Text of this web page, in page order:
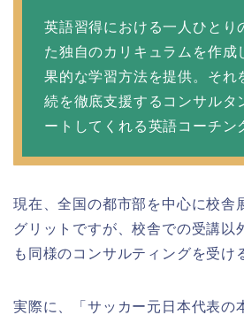
英語習得における一人ひとり
た独自のカリキュラムを作成
果的な学習方法を提供。それ
続を徹底支援するコンサルタ
ートしてくれる英語コーチン
現在、全国の都市部を中心に校舎
グリットですが、校舎での受講以
も同様のコンサルティングを受け
実際に、「サッカー元日本代表の